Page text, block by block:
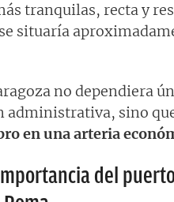
tranquilas, recta y
situaría
no dependiera
administrativa, sino
en una arteria
del